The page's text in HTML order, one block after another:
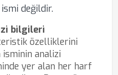
değildir.
bilgileri
özelliklerini
analizi
yer alan her harf